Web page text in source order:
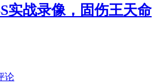
实战录像，固伤王天命
论